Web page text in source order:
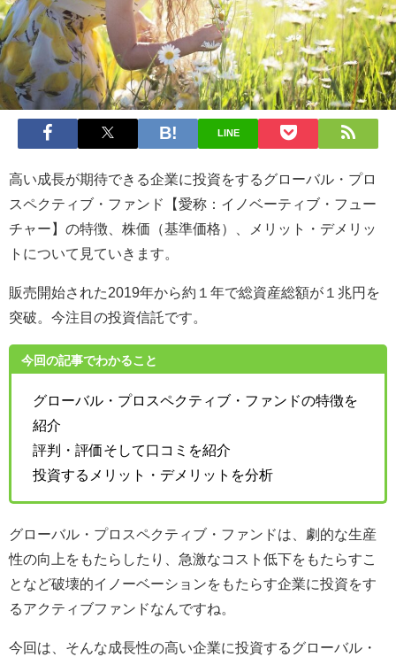
LINE
高い成長が期待できる企業に投資をするグローバル・プロ
スペクティブ・ファンド【愛称：イノベーティブ・フュー
チャー】の特徴、株価（基準価格）、メリット・デメリッ
トについて見ていきます。
販売開始された2019年から約１年で総資産総額が１兆円を
突破。今注目の投資信託です。
今回の記事でわかること
グローバル・プロスペクティブ・ファンドの特徴を
紹介
評判・評価そして口コミを紹介
投資するメリット・デメリットを分析
グローバル・プロスペクティブ・ファンドは、劇的な生産
性の向上をもたらしたり、急激なコスト低下をもたらすこ
となど破壊的イノーベーションをもたらす企業に投資をす
るアクティブファンドなんですね。
今回は、そんな成長性の高い企業に投資するグローバル・